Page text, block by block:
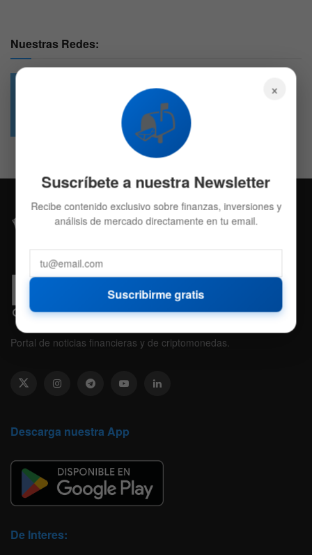
Nuestras Redes:
4.7k
Followers
Portal de noticias financieras y de criptomonedas.
Descarga nuestra App
De Interes:
×
📬
Suscríbete a nuestra Newsletter
Recibe contenido exclusivo sobre finanzas, inversiones y
análisis de mercado directamente en tu email.
Suscribirme gratis